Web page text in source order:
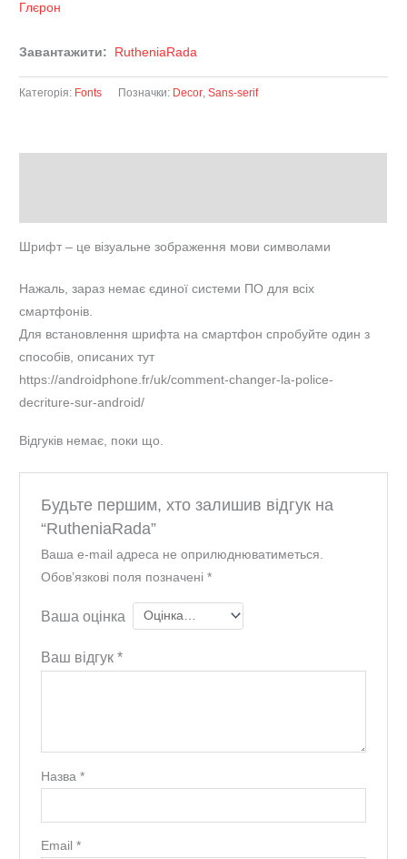
Глєрон
Завантажити: RutheniaRada
Категорія: Fonts Позначки: Decor ,Sans-serif
Шрифт– це візуальне зображення мови символами
Нажаль, зараз немає єдиної системи ПО для всіх
смартфонів.
Для встановлення шрифта на смартфон спробуйте один з
способів, описаних тут
https://androidphone.fr/uk/comment-changer-la-police-
decriture-sur-android/
Відгуків немає, поки що.
Будьте першим, хто залишив відгук на
“RutheniaRada”
Ваша e-mail адреса не оприлюднюватиметься.
Обов’язкові поля позначені *
Ваша оцінка
Ваш відгук *
Назва *
Email *